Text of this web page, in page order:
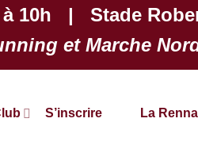
à 10h | Stade
et Marche
S’inscrire La